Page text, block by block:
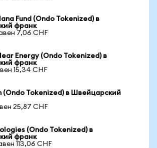
Fund (Ondo Tokenized) в
франк
7,06 CHF
Energy (Ondo Tokenized) в
франк
15,34 CHF
(Ondo Tokenized) в Швейцарский
25,87 CHF
(Ondo Tokenized) в
франк
113,06 CHF